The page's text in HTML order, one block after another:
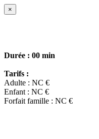
×
Durée : 00 min
Tarifs :
Adulte : NC €
Enfant : NC €
Forfait famille : NC €